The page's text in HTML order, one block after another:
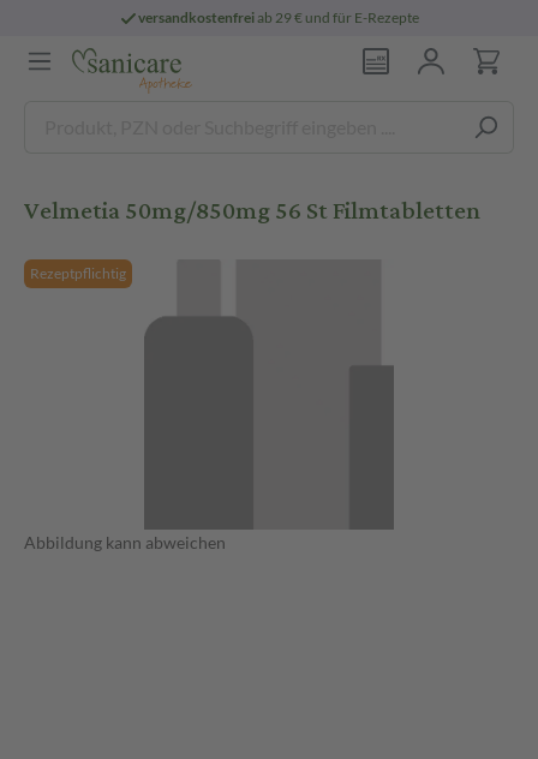
versandkostenfreiab 29 € und für E-Rezepte
Velmetia 50mg/850mg 56 St Filmtabletten
Rezeptpflichtig
Abbildung kann abweichen